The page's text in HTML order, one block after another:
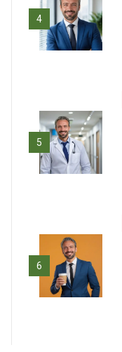
4
5
6